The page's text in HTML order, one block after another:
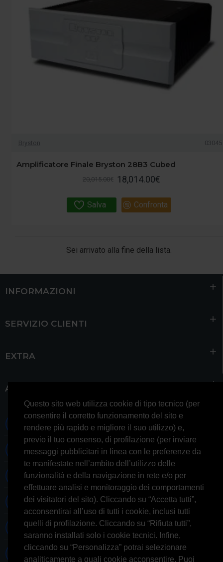
Questo sito web utilizza cookie di tipo tecnico (per
consentire il corretto funzionamento del sito e
rendere più rapido e migliore il suo utilizzo) e,
previo il tuo consenso, di profilazione (per inviare
messaggi pubblicitari in linea con le preferenze da
te manifestate nell’ambito dell’utilizzo delle
funzionalità e della navigazione in rete e/o per
effettuare analisi e monitoraggio dei comportamenti
dei visitatori del sito). Cliccando su “Accetta tutti”,
acconsentirai all’uso di tutti i cookie, inclusi tutti
quelli di profilazione. Cliccando su “Rifiuta tutti”,
saranno installati solo i cookie tecnici. Infine,
cliccando su “Personalizza” potrai selezionare
analiticamente a quali cookie acconsentire. Puoi
Bryston 03045
Amplificatore Finale Bryston 28B3 Cubed
18,014.00€
20,015.00€
Salva Confronta
Sei arrivato alla fine della lista.
INFORMAZIONI
SERVIZIO CLIENTI
EXTRA
ACCOUNT
0697245677 0697245678
Whatsapp 3314433674
Informazioni generiche
Informazioni commerciali
Informazioni tecniche
Facebook